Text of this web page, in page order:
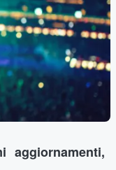
aggiornamenti,